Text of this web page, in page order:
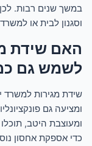
במשך שנים רבות.
וסגנון לבית או
האם שידת
לשמש גם
שידת מגירות
ומציעה גם
ומעוצבת היטב,
כדי אספקת אחסון